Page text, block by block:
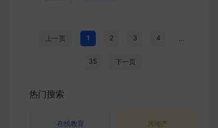
上一页 1 2 3 4 ...
35 下一页
热门搜索
在线教育 房地产